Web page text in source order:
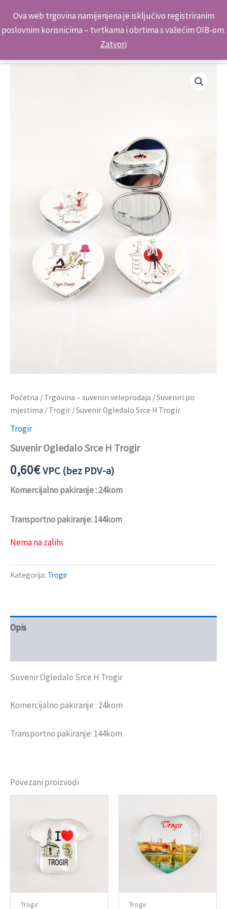
Ova web trgovina namijenjena je isključivo registriranim
poslovnim korisnicima – tvrtkama i obrtima s važećim OIB-om.
Zatvori
content
Kontakt telefon: +385 98 179 3891
Početna / Trgovina – suveniri veleprodaja /Suveniri po
mjestima / Trogir / Suvenir Ogledalo Srce H Trogir
Trogir
Suvenir Ogledalo Srce H Trogir
0,60€VPC (bez PDV-a)
Komercijalno pakiranje : 24kom
Transportno pakiranje: 144kom
Nema na zalihi
Kategorija: Trogir
Opis
Suvenir Ogledalo Srce H Trogir
Komercijalno pakiranje : 24kom
Transportno pakiranje: 144kom
Povezani proizvodi
Trogir Trogir